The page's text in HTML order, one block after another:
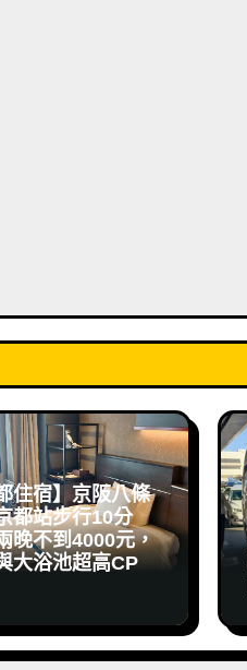
住宿】京阪八條
都站步行10分
晚不到4000元，
大浴池超高CP